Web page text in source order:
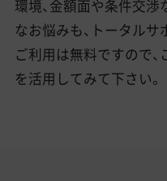
環境、金額面や条件交渉
なお悩みも、トータルサ
ご利用は無料ですので
を活用してみて下さい。